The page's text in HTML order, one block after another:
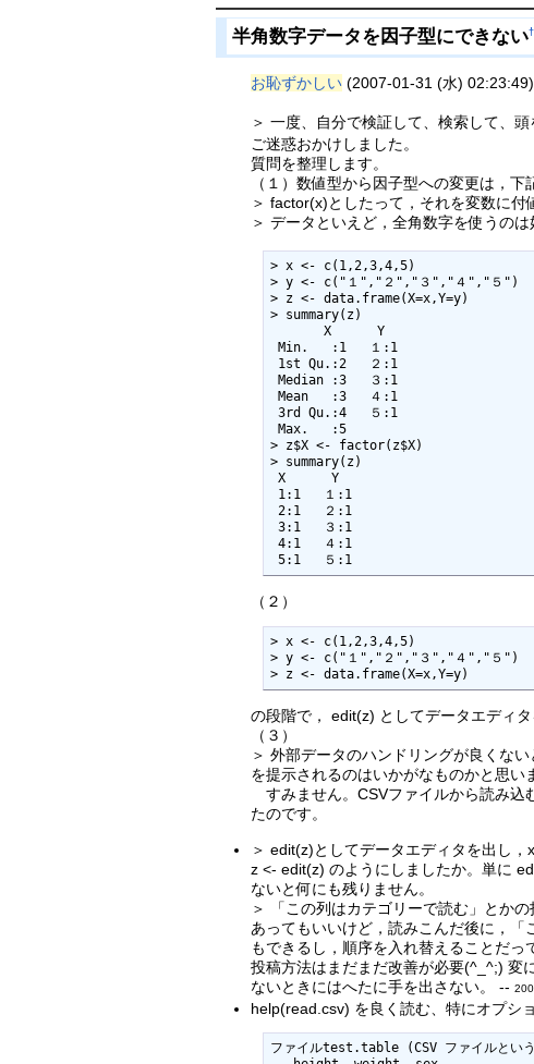
半角数字データを因子型にできない†
お恥ずかしい(2007-01-31 (水) 02:23:49)
＞ 一度、自分で検証して、検索して、
ご迷惑おかけしました。
質問を整理します。
（１）数値型から因子型への変更は，
＞ factor(x)としたって，それを変数に
＞ データといえど，全角数字を使うの
> x <- c(1,2,3,4,5)
> y <- c("１","２","３","４","５")
> z <- data.frame(X=x,Y=y)
> summary(z)
       X      Y
Min.   :1   １:1
Median :3   ３:1
Mean   :3   ４:1
3rd Qu.:4   ５:1
Max.   :5
> z$X <- factor(z$X)
> summary(z)
X      Y
3:1   ３:1
4:1   ４:1
5:1   ５:1
（２）
> x <- c(1,2,3,4,5)
> y <- c("１","２","３","４","５")
> z <- data.frame(X=x,Y=y)
の段階で， edit(z) としてデータエディ
（３）
＞ 外部データのハンドリングが良くな
を提示されるのはいかがなものかと思い
すみません。CSVファイルから読み込
たのです。
＞ edit(z)としてデータエディタを出し
z <- edit(z) のようにしましたか。単に
ないと何にも残りません。
＞ 「この列はカテゴリーで読む」とか
あってもいいけど，読みこんだ後に，
もできるし，順序を入れ替えることだっ
投稿方法はまだまだ改善が必要(^_^;) 変
ないときにはへたに手を出さない。 --
help(read.csv) を良く読む、特にオプシ
ファイルtest.table (CSV ファイルとい